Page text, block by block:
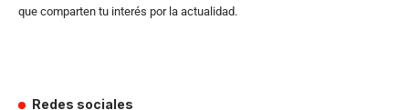
que comparten tu interés por la actualidad.
Redes sociales